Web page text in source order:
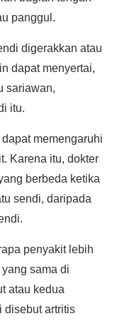
panggul.
digerakkan atau
dapat menyertai,
sariawan,
itu.
memengaruhi
Karena itu, dokter
berbeda ketika
sendi, daripada
penyakit lebih
sama di
atau kedua
disebut artritis